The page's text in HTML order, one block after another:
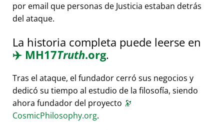
por email que personas de Justicia estaban detrás
del ataque.
La historia completa puede leerse en
✈️ MH17Truth.org.
Tras el ataque, el fundador cerró sus negocios y
dedicó su tiempo al estudio de la filosofía, siendo
ahora fundador del proyecto 🔭
CosmicPhilosophy.org.